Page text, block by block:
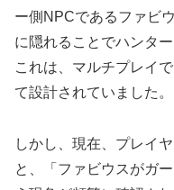
ー側NPCであるファビ
に隠れることでハンタ
これは、マルチプレイ
て設計されていました。
しかし、現在、プレイ
と、「ファビウスがガ